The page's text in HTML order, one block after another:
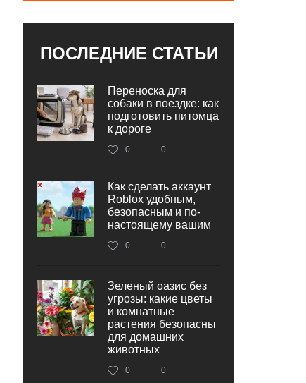
ПОСЛЕДНИЕ СТАТЬИ
Переноска для
собаки в поездке: как
подготовить питомца
к дороге
0 0
Как сделать аккаунт
Roblox удобным,
безопасным и по-
настоящему вашим
0 0
Зеленый оазис без
угрозы: какие цветы
и комнатные
растения безопасны
для домашних
животных
0 0